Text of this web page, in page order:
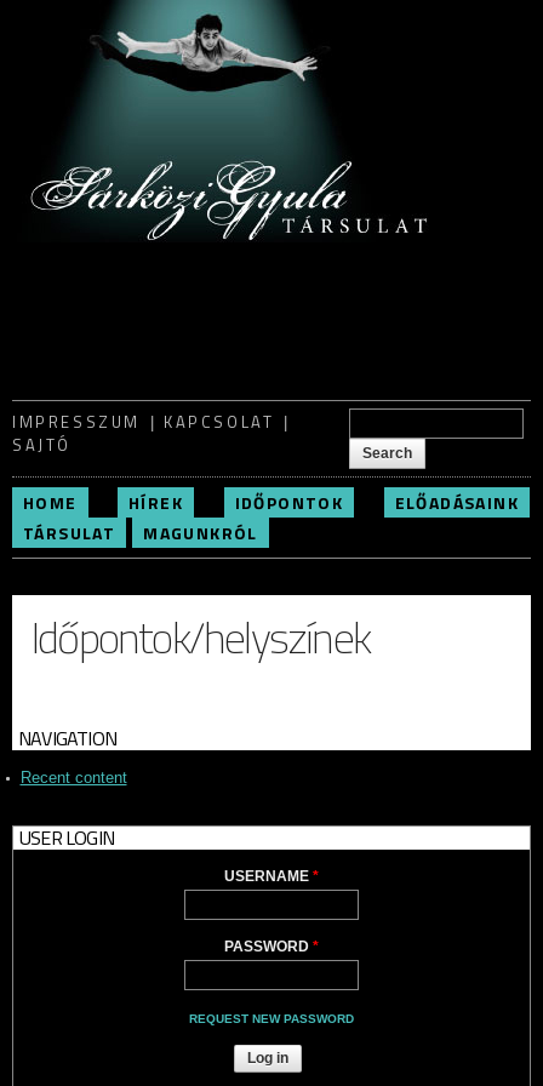
Skip to
main
content
IMPRESSZUM
KAPCSOLAT
SAJTÓ
Search form
HOME HÍREK IDŐPONTOK
ELŐADÁSAINK
TÁRSULAT
MAGUNKRÓL
Időpontok/helyszínek
NAVIGATION
Recent content
USER LOGIN
USERNAME *
PASSWORD *
REQUEST NEW PASSWORD